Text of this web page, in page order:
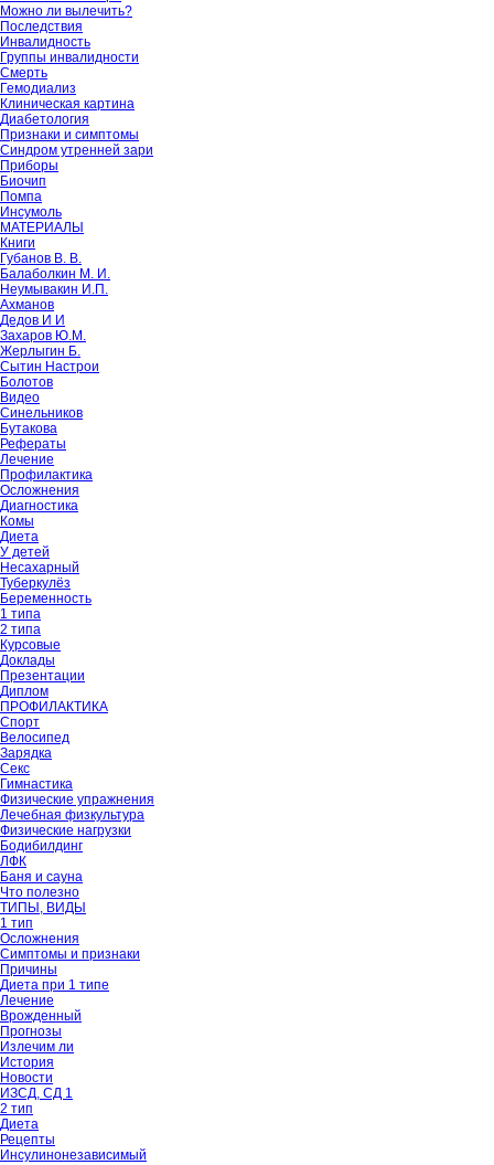
Можно ли вылечить?
Последствия
Инвалидность
Группы инвалидности
Смерть
Гемодиализ
Клиническая картина
Диабетология
Признаки и симптомы
Синдром утренней зари
Приборы
Биочип
Помпа
Инсумоль
МАТЕРИАЛЫ
Книги
Губанов В. В.
Балаболкин М. И.
Неумывакин И.П.
Ахманов
Дедов И И
Захаров Ю.М.
Жерлыгин Б.
Сытин Настрои
Болотов
Видео
Синельников
Бутакова
Рефераты
Лечение
Профилактика
Осложнения
Диагностика
Комы
Диета
У детей
Несахарный
Туберкулёз
Беременность
1 типа
2 типа
Курсовые
Доклады
Презентации
Диплом
ПРОФИЛАКТИКА
Спорт
Велосипед
Зарядка
Секс
Гимнастика
Физические упражнения
Лечебная физкультура
Физические нагрузки
Бодибилдинг
ЛФК
Баня и сауна
Что полезно
ТИПЫ, ВИДЫ
1 тип
Осложнения
Симптомы и признаки
Причины
Диета при 1 типе
Лечение
Врожденный
Прогнозы
Излечим ли
История
Новости
ИЗСД, СД 1
2 тип
Диета
Рецепты
Инсулинонезависимый